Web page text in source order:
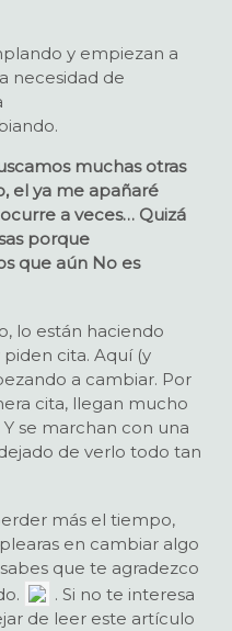
y empiezan a
necesidad de
muchas otras
el ya me apañaré
a veces… Quizá
porque
que aún No es
lo están haciendo
cita. Aquí (y
a cambiar. Por
cita, llegan mucho
se marchan con una
de verlo todo tan
más el tiempo,
en cambiar algo
que te agradezco
. Si no te interesa
de leer este artículo